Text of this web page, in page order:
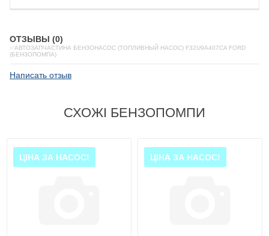
ОТЗЫВЫ (0)
✅АВТОЗАПЧАСТИНА БЕНЗОНАСОС (ТОПЛИВНЫЙ НАСОС) F32U9A407CA FORD
(БЕНЗОПОМПА)
Написать отзыв
СХОЖІ БЕНЗОПОМПИ
ЦІНА ЗА НАСОС! ЦІНА ЗА НАСОС!